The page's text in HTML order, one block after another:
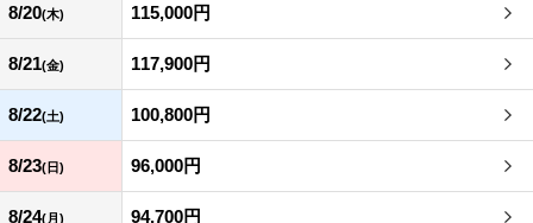
8/20(木) 115,000円
8/21(金) 117,900円
8/22(土) 100,800円
8/23(日) 96,000円
8/24(月) 94,700円